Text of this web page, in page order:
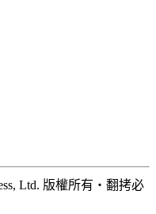
Ltd. 版權所有‧翻拷必